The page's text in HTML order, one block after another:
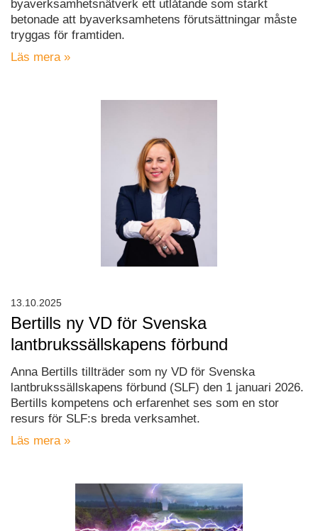
byaverksamhetsnätverk ett utlåtande som starkt
betonade att byaverksamhetens förutsättningar måste
tryggas för framtiden.
Läs mera »
Bertills ny VD för Svenska
lantbrukssällskapens förbund
Anna Bertills tillträder som ny VD för Svenska
lantbrukssällskapens förbund (SLF) den 1 januari 2026.
Bertills kompetens och erfarenhet ses som en stor
resurs för SLF:s breda verksamhet.
Läs mera »
13.10.2025